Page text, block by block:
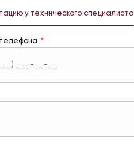
у технического специалиста